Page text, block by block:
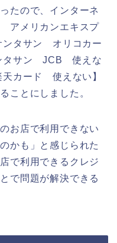
たので、インターネ
アメリカンエキスプ
ンタサン オリコカー
タサン JCB 使えな
カード 使えない】
ことにしました。
お店で利用できない
かも」と感じられた
で利用できるクレジ
で問題が解決できる